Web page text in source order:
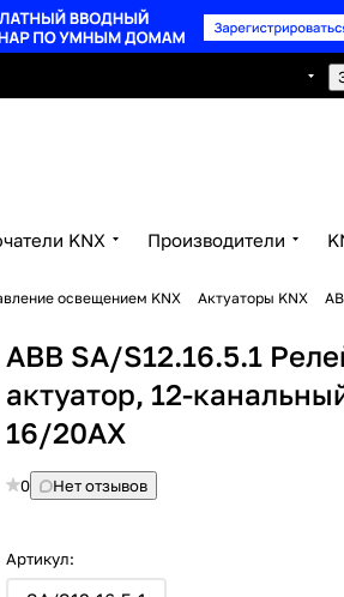
KNX Производители
освещением KNX Актуаторы KNX
ABB SA/S12.16.5.1
актуатор, 12-
16/20АХ
0 Нет отзывов
Артикул: